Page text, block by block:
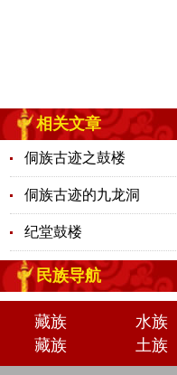
相关文章
侗族古迹之鼓楼
侗族古迹的九龙洞
纪堂鼓楼
民族导航
藏族 水族
藏族
土族